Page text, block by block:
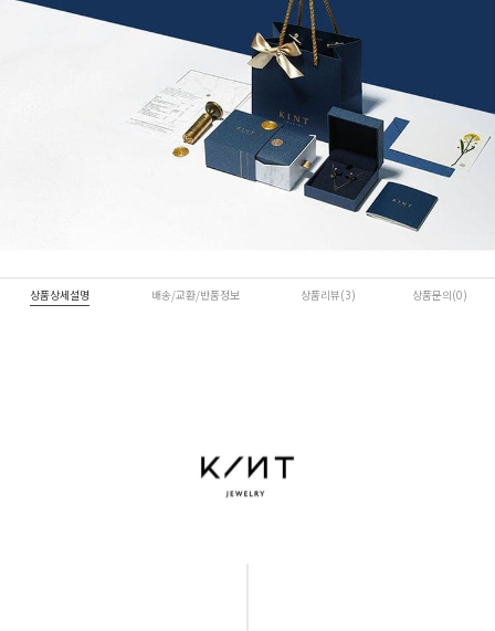
상품상세설명 배송/교환/반품정보 상품리뷰(3) 상품문의(0)